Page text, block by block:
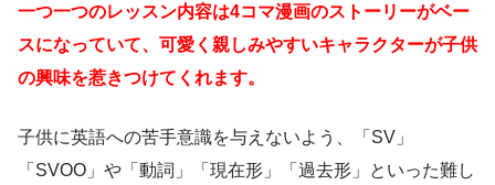
一つ一つのレッスン内容は4コマ漫画のストーリーがベー
スになっていて、可愛く親しみやすいキャラクターが子供
の興味を惹きつけてくれます。
子供に英語への苦手意識を与えないよう、「SV」
「SVOO」や「動詞」「現在形」「過去形」といった難し